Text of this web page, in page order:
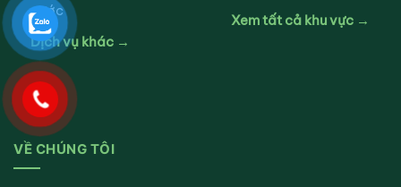
nước
Dịch vụ khác →
Xem tất cả khu vực →
VỀ CHÚNG TÔI